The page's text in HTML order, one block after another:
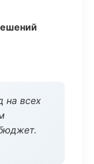
на всех